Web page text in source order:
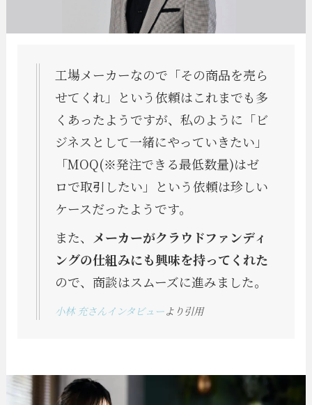
工場メーカーなので「その商品を売ら
せてくれ」という依頼はこれまでも多
くあったようですが、私のように「ビ
ジネスとして一緒にやっていきたい」
「MOQ(※発注できる最低数量)はゼ
ロで取引したい」という依頼は珍しい
ケースだったようです。
また、
メーカーがクラウドファンディ
ングの仕組みにも興味を持ってくれた
ので、商談はスムーズに進みました。
小林 充さんインタビューより引用